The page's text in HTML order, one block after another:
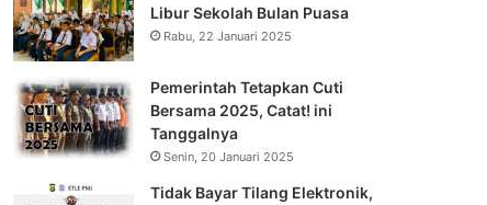
Libur Sekolah Bulan Puasa
Rabu, 22 Januari 2025
Pemerintah Tetapkan Cuti
Bersama 2025, Catat! ini
Tanggalnya
Senin, 20 Januari 2025
Tidak Bayar Tilang Elektronik,